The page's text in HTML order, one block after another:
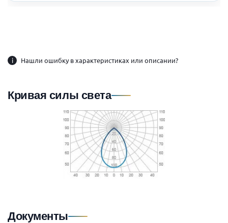
i Нашли ошибку в характеристиках или описании?
Кривая силы света
Документы